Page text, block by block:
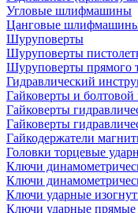
Угловые шлифмашины
Цанговые
Шуруповерты
Шуруповерты
Шуруповерты прямого
Гидравлический
Гайковерты и болтовой
Гайковерты
Гайковерты
Гайкодержатели
Головки торцевые
Ключи
Ключи
Ключи ударные
Ключи ударные прямые